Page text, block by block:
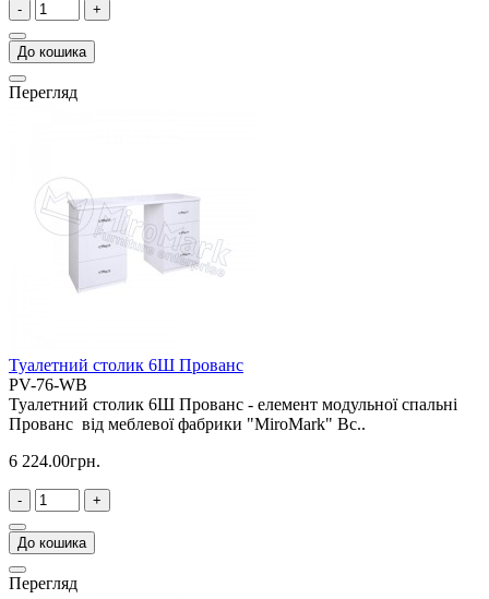
- +
До кошика
Перегляд
Туалетний столик 6Ш Прованс
PV-76-WB
Туалетний столик 6Ш Прованс - елемент модульної спальні
Прованс від меблевої фабрики "MiroMark" Вс..
6 224.00грн.
- +
До кошика
Перегляд